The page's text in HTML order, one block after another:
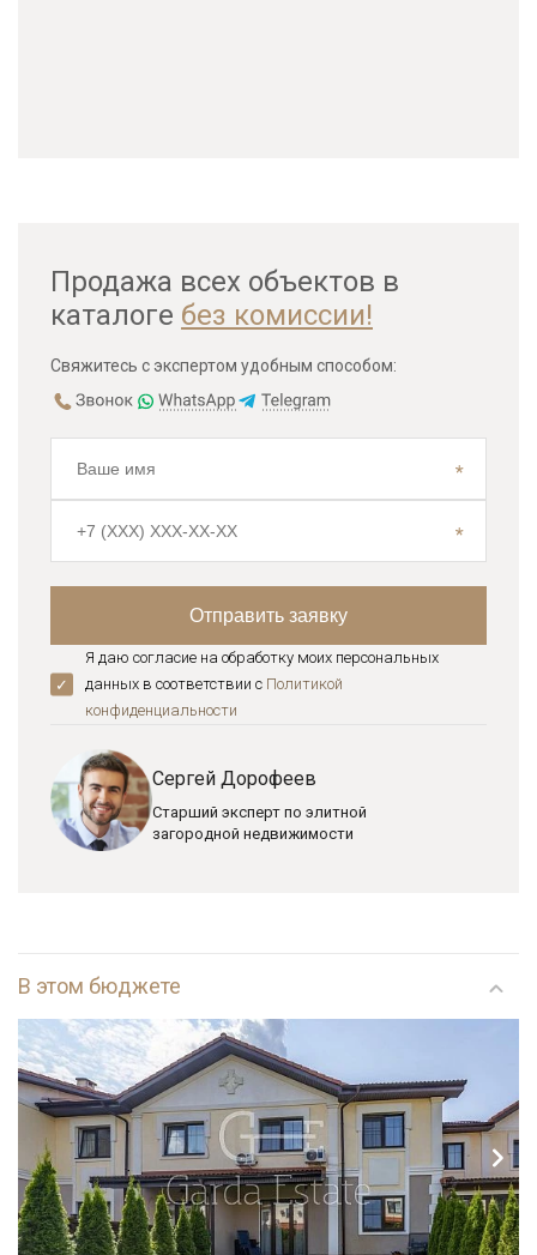
Продажа всех объектов в
каталоге без комиссии!
Свяжитесь с экспертом удобным способом:
Я даю согласие на обработку моих персональных
данных в соответствии с Политикой
конфиденциальноcти
Сергей Дорофеев
Старший эксперт по элитной
загородной недвижимости
В этом бюджете